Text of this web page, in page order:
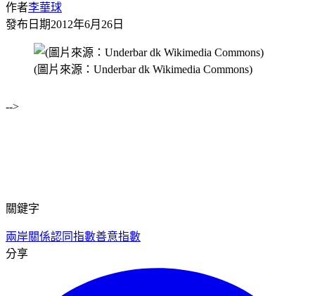
作者李華球
發布日期2012年6月26日
(圖片來源：Underbar dk Wikimedia Commons)
-->
關鍵字
兩岸關係認同指數善意指數
分享